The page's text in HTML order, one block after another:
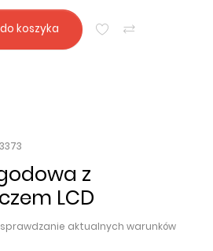
koszyka
z
LCD
aktualnych warunków